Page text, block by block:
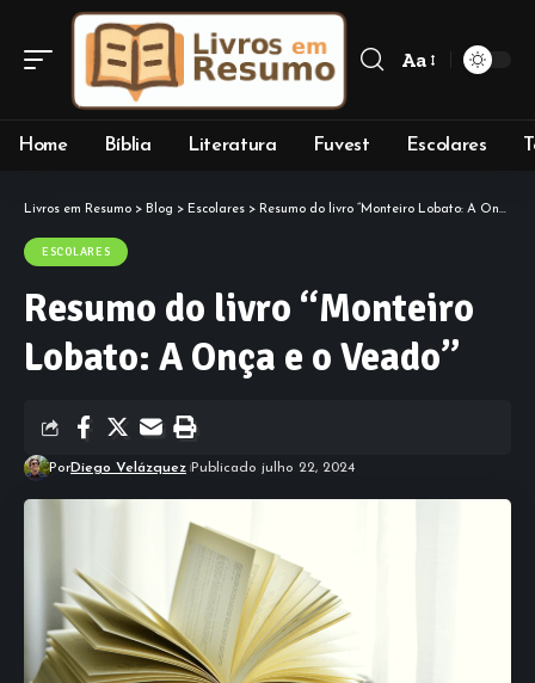
Font
Aa
Home Bíblia Literatura Fuvest Escolares
Livros em Resumo > Blog > Escolares > Resumo do livro “Monteiro Lobato: A Onça e o Veado”
ESCOLARES
Resumo do livro “Monteiro
Lobato: A Onça e o Veado”
PorDiego Velázquez Publicado julho 22, 2024